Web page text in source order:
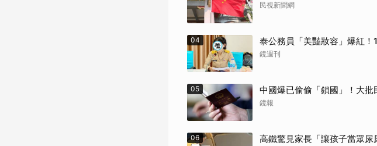
民視新聞網
04 泰公務員「美豔妝容」爆紅
鏡週刊
05 中國爆已偷偷「鎖國」！大
鏡報
06 高鐵驚見家長「讓孩子當眾